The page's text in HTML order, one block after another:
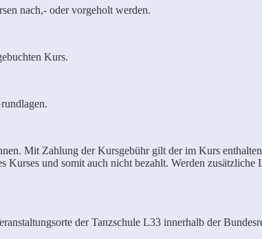
nach,- oder vorgeholt werden.
Kurs.
Mit Zahlung der Kursgebühr gilt der im Kurs
und somit auch nicht bezahlt. Werden
der Tanzschule L33 innerhalb der